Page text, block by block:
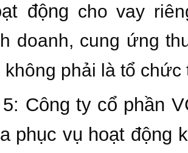
động cho vay
doanh, cung ứng
không phải là tổ chức
Công ty cổ phần
phục vụ hoạt động